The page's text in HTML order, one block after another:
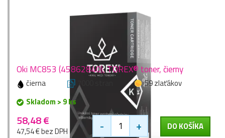
Oki MC853 (45862840), TOREX® toner, čierny
čierna 7000 stran
59 zlaťákov
Skladom > 9 ks
58,48 €
47,54 € bez DPH - + DO KOŠÍKA